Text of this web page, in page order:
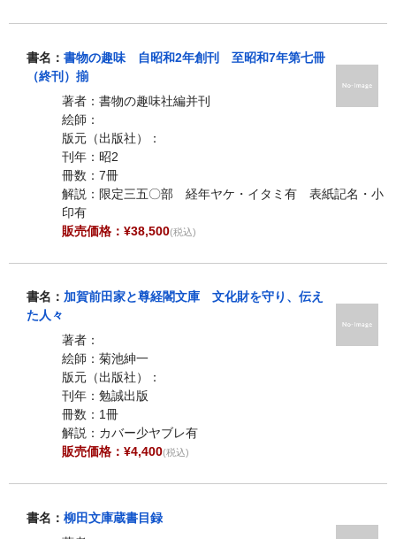
書名： 書物の趣味 自昭和2年創刊 至昭和7年第七冊
（終刊）揃
著者：書物の趣味社編并刊
絵師：
版元（出版社）：
刊年：昭2
冊数：7冊
解説：限定三五〇部 経年ヤケ・イタミ有 表紙記名・小
印有
販売価格：¥38,500(税込)
書名： 加賀前田家と尊経閣文庫 文化財を守り、伝え
た人々
著者：
絵師：菊池紳一
版元（出版社）：
刊年：勉誠出版
冊数：1冊
解説：カバー少ヤブレ有
販売価格：¥4,400(税込)
書名： 柳田文庫蔵書目録